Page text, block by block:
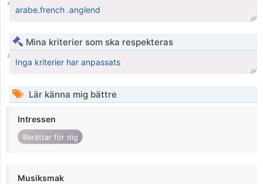
arabe.french .anglend
Mina kriterier som ska respekteras
Inga kriterier har anpassats
Lär känna mig bättre
Intressen
Berättar för dig
Musiksmak